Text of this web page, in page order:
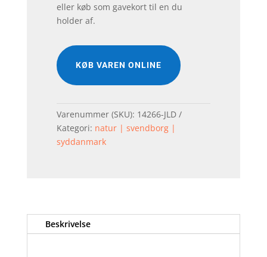
eller køb som gavekort til en du
holder af.
KØB VAREN ONLINE
Varenummer (SKU): 14266-JLD
Kategori: natur | svendborg |
syddanmark
Beskrivelse